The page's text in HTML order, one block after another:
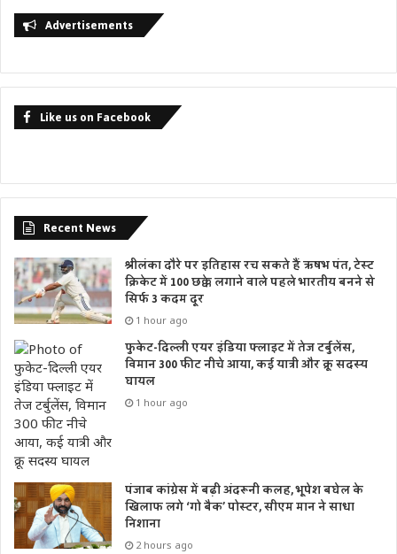
Advertisements
Like us on Facebook
Recent News
श्रीलंका दौरे पर इतिहास रच सकते हैं ऋषभ पंत, टेस्ट
क्रिकेट में 100 छक्के लगाने वाले पहले भारतीय बनने से
सिर्फ 3 कदम दूर
1 hour ago
फुकेट-दिल्ली एयर इंडिया फ्लाइट में तेज टर्बुलेंस,
विमान 300 फीट नीचे आया, कई यात्री और क्रू सदस्य
घायल
1 hour ago
पंजाब कांग्रेस में बढ़ी अंदरूनी कलह, भूपेश बघेल के
खिलाफ लगे ‘गो बैक’ पोस्टर, सीएम मान ने साधा
निशाना
2 hours ago